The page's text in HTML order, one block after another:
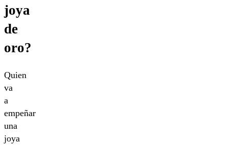
joya
de
oro?
Quien
va
a
empeñar
una
joya